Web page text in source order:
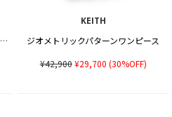
【Lサイズ】イングリッシュチンツワンピース
KEITH
ジオメトリックパターンワンピース
¥42,900¥29,700 (30%OFF)